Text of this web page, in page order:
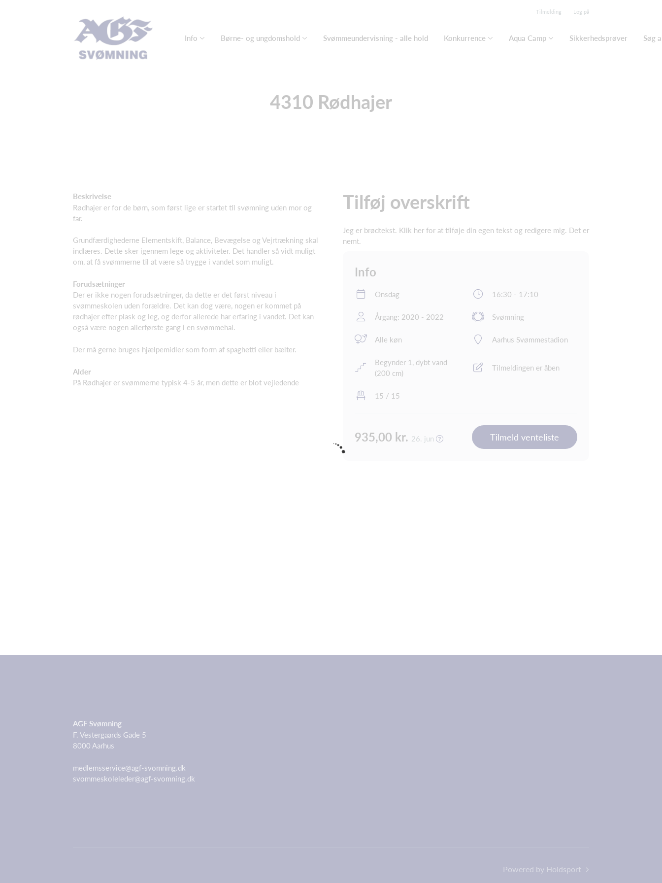
Tilmelding Log på
Info Børne- og ungdomshold Svømmeundervisning - alle hold Konkurrence Aqua Camp Sikkerhedsprøver Søg
4310 Rødhajer
Beskrivelse
Rødhajer er for de børn, som først lige er startet til svømning uden mor og
far.
Grundfærdighederne Elementskift, Balance, Bevægelse og Vejrtrækning skal
indlæres. Dette sker igennem lege og aktiviteter. Det handler så vidt muligt
om, at få svømmerne til at være så trygge i vandet som muligt.
Forudsætninger
Der er ikke nogen forudsætninger, da dette er det først niveau i
svømmeskolen uden forældre. Det kan dog være, nogen er kommet på
rødhajer efter plask og leg, og derfor allerede har erfaring i vandet. Det kan
også være nogen allerførste gang i en svømmehal.
Der må gerne bruges hjælpemidler som form af spaghetti eller bælter.
Alder
På Rødhajer er svømmerne typisk 4-5 år, men dette er blot vejledende
Tilføj overskrift
Jeg er brødtekst. Klik her for at tilføje din egen tekst og redigere mig. Det er
nemt.
Info
Onsdag 16:30 - 17:10
Årgang: 2020 - 2022 Svømning
Alle køn Aarhus Svømmestadion
Begynder 1, dybt vand
(200 cm)
Tilmeldingen er åben
15 / 15
935,00 kr. 26. jun Tilmeld venteliste
AGF Svømning
F. Vestergaards Gade 5
8000 Aarhus
medlemsservice@agf-svomning.dk
svommeskoleleder@agf-svomning.dk
Powered by Holdsport